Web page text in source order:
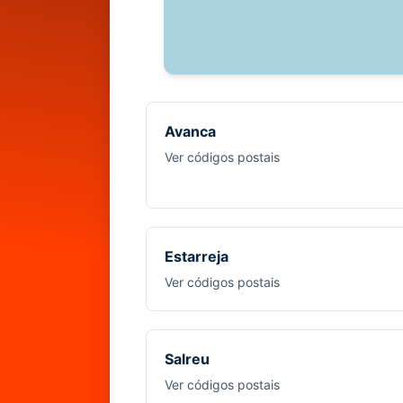
Avanca
Ver códigos postais
Estarreja
Ver códigos postais
Salreu
Ver códigos postais